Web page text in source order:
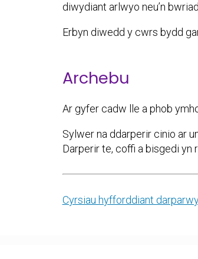
diwydiant arlwyo neu’n
Erbyn diwedd y cwrs bydd
Archebu
Ar gyfer cadw lle a phob
Sylwer na ddarperir cinio ar
Darperir te, coffi a bisgedi yn
Cyrsiau hyfforddiant